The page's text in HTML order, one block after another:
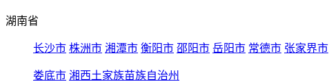
湖南省
长沙市 株洲市 湘潭市 衡阳市 邵阳市 岳阳市 常德市 张家界市
娄底市 湘西土家族苗族自治州